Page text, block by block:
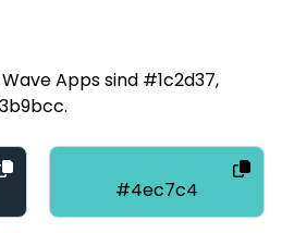
Apps sind #1c2d37,
#4ec7c4